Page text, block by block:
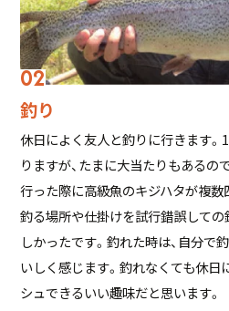
釣り
休日によく友人と釣りに行きます
りますが、たまに大当たりもあるの
行った際に高級魚のキジハタが複数
釣る場所や仕掛けを試行錯誤しての
しかったです。釣れた時は、自分で
いしく感じます。釣れなくても休日
シュできるいい趣味だと思います。